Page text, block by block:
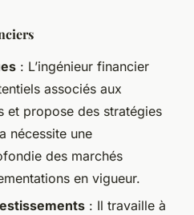
: L’ingénieur financier
associés aux
et propose des stratégies
nécessite une
des marchés
en vigueur.
: Il travaille à